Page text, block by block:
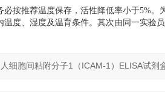
必按推荐温度保存，活性降低率小于5%
温度、湿度及温育条件。其次由同一实验